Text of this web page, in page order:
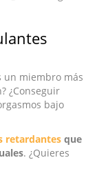
un miembro más
¿Conseguir
bajo
retardantes que
. ¿Quieres